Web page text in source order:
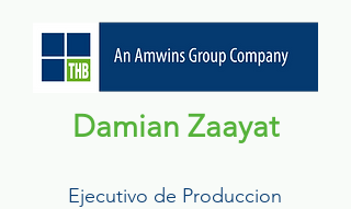
Damian Zaayat
Ejecutivo de Produccion